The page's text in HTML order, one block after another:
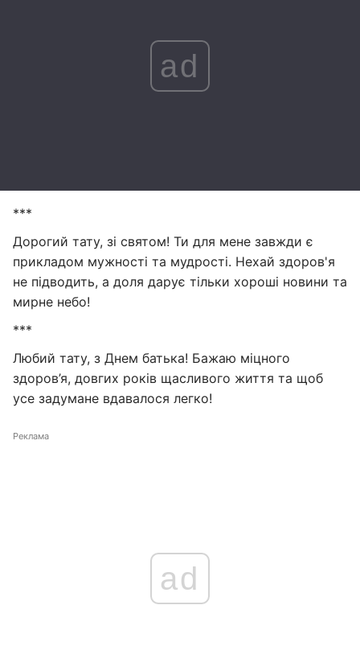
ad
***
Дорогий тату, зі святом! Ти для мене завжди є
прикладом мужності та мудрості. Нехай здоров'я
не підводить, а доля дарує тільки хороші новини та
мирне небо!
***
Любий тату, з Днем батька! Бажаю міцного
здоров’я, довгих років щасливого життя та щоб
усе задумане вдавалося легко!
Реклама
ad